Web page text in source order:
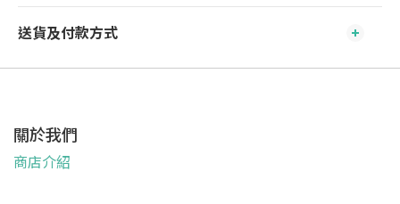
送貨及付款方式
關於我們
商店介紹